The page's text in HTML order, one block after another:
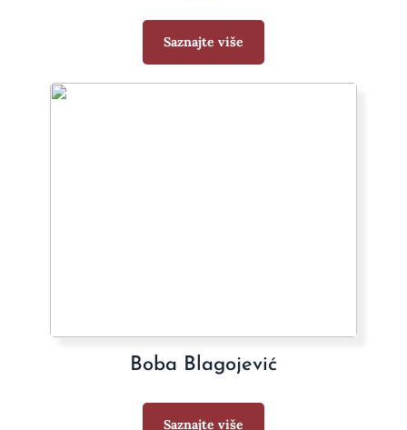
Saznajte više
Boba Blagojević
Saznajte više